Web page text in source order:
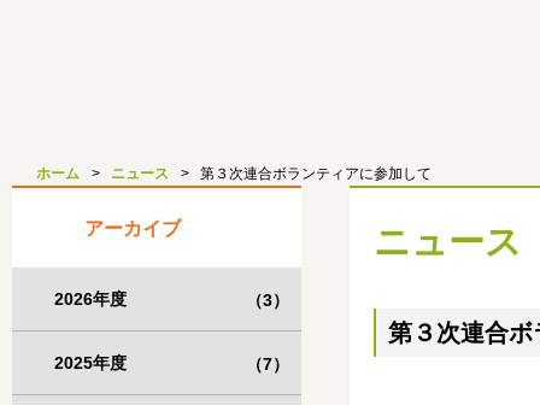
ホーム ニュース 第３次連合ボランティアに参加して
ニュース
第３次連合
アーカイブ
2026年度 （3）
2025年度 （7）